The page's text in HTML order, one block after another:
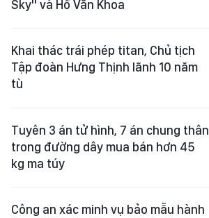
Sky" và Hồ Văn Khoa
Khai thác trái phép titan, Chủ tịch
Tập đoàn Hưng Thịnh lãnh 10 năm
tù
Tuyên 3 án tử hình, 7 án chung thân
trong đường dây mua bán hơn 45
kg ma túy
Công an xác minh vụ bảo mẫu hành